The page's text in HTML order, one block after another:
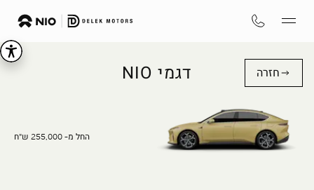
חזרה דגמי NIO
החל מ- 255,000 ש"ח